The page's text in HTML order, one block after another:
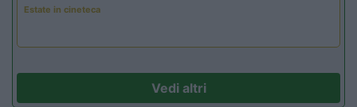
Estate in cineteca
Vedi altri